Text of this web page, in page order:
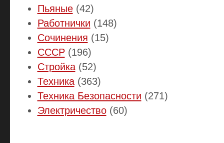
Пьяные(42)
Работнички (148)
Сочинения (15)
СССР(196)
Стройка(52)
Техника(363)
Техника Безопасности (271)
Электричество(60)